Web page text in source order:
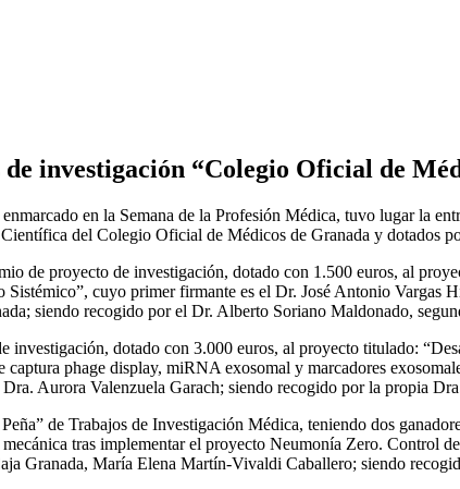
investigación “Colegio Oficial de
en la Semana de la Profesión Médica, tuvo lugar la
del Colegio Oficial de Médicos de Granada y dotados
de proyecto de investigación, dotado con 1.500 euros, al
Sistémico”, cuyo primer firmante es el Dr. José Antonio
siendo recogido por el Dr. Alberto Soriano Maldonado,
investigación, dotado con 3.000 euros, al proyecto titulado:
captura phage display, miRNA exosomal y marcadores
Aurora Valenzuela Garach; siendo recogido por la propia
de Trabajos de Investigación Médica, teniendo dos
tras implementar el proyecto Neumonía Zero. Control
Granada, María Elena Martín-Vivaldi Caballero; siendo